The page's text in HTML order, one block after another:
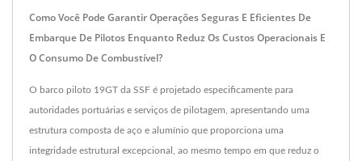
Como Você Pode Garantir Operações Seguras E Eficientes De
Embarque De Pilotos Enquanto Reduz Os Custos Operacionais E
O Consumo De Combustível?
O barco piloto 19GT da SSF é projetado especificamente para
autoridades portuárias e serviços de pilotagem, apresentando uma
estrutura composta de aço e alumínio que proporciona uma
integridade estrutural excepcional, ao mesmo tempo em que reduz o